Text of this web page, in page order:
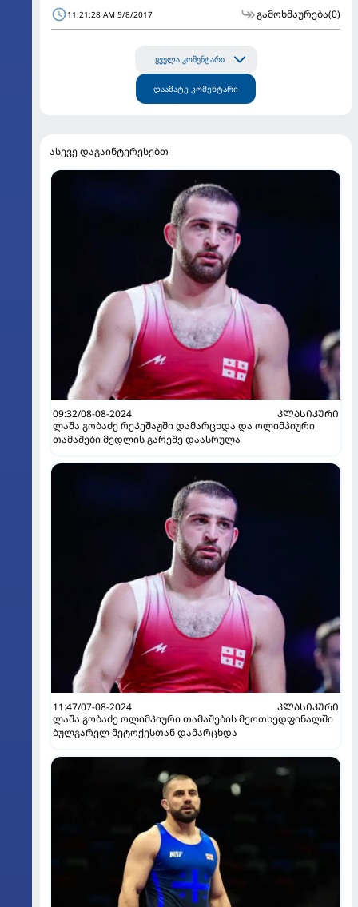
11:21:28 AM 5/8/2017 გამოხმაურება(0)
ყველა კომენტარი
დაამატე კომენტარი
ასევე დაგაინტერესებთ
09:32/08-08-2024
ᲙᲚᲐᲡᲘᲙᲣᲠᲘ
ლაშა გობაძე რეპეშაჟში დამარცხდა და ოლიმპიური
თამაშები მედლის გარეშე დაასრულა
11:47/07-08-2024
ᲙᲚᲐᲡᲘᲙᲣᲠᲘ
ლაშა გობაძე ოლიმპიური თამაშების მეოთხედფინალში
ბულგარელ მეტოქესთან დამარცხდა